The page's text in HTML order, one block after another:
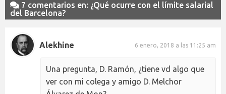
7 comentarios en: ¿Qué ocurre con el límite salarial
del Barcelona?
Alekhine 6 enero, 2018 a las 11:25 am
Una pregunta, D. Ramón, ¿tiene vd algo que
ver con mi colega y amigo D. Melchor